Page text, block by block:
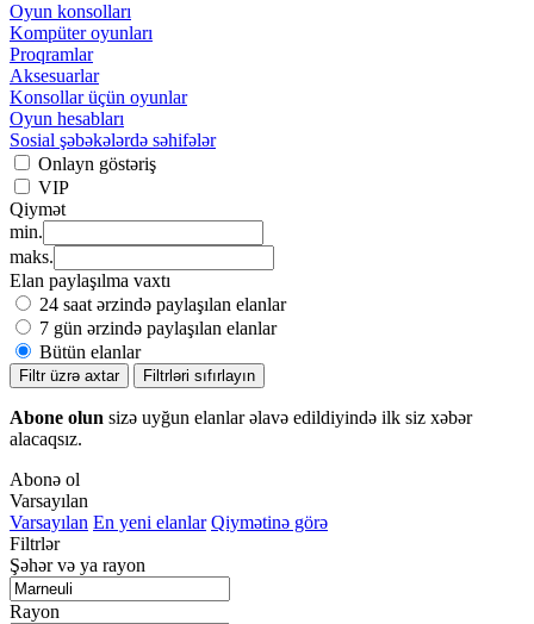
Oyun konsolları
Kompüter oyunları
Proqramlar
Aksesuarlar
Konsollar üçün oyunlar
Oyun hesabları
Sosial şəbəkələrdə səhifələr
Onlayn göstəriş
VIP
Qiymət
min.
maks.
Elan paylaşılma vaxtı
24 saat ərzində paylaşılan elanlar
7 gün ərzində paylaşılan elanlar
Bütün elanlar
Filtr üzrə axtar Filtrləri sıfırlayın
Abone olun sizə uyğun elanlar əlavə edildiyində ilk siz xəbər
alacaqsız.
Abonə ol
Varsayılan
Varsayılan En yeni elanlar Qiymətinə görə
Filtrlər
Şəhər və ya rayon
Rayon